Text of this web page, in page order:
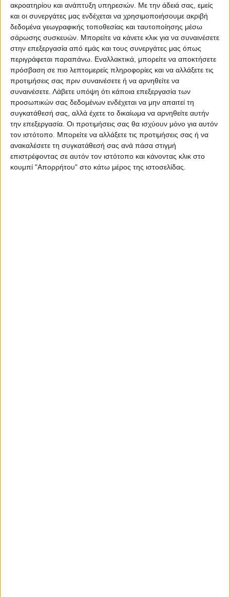
ακροατηρίου και ανάπτυξη υπηρεσιών. Με την άδειά σας, εμείς
και οι συνεργάτες μας ενδέχεται να χρησιμοποιήσουμε ακριβή
δεδομένα γεωγραφικής τοποθεσίας και ταυτοποίησης μέσω
σάρωσης συσκευών. Μπορείτε να κάνετε κλικ για να συναινέσετε
στην επεξεργασία από εμάς και τους συνεργάτες μας όπως
περιγράφεται παραπάνω. Εναλλακτικά, μπορείτε να αποκτήσετε
πρόσβαση σε πιο λεπτομερείς πληροφορίες και να αλλάξετε τις
προτιμήσεις σας πριν συναινέσετε ή να αρνηθείτε να
συναινέσετε. Λάβετε υπόψη ότι κάποια επεξεργασία των
προσωπικών σας δεδομένων ενδέχεται να μην απαιτεί τη
συγκατάθεσή σας, αλλά έχετε το δικαίωμα να αρνηθείτε αυτήν
την επεξεργασία. Οι προτιμήσεις σας θα ισχύουν μόνο για αυτόν
τον ιστότοπο. Μπορείτε να αλλάξετε τις προτιμήσεις σας ή να
ανακαλέσετε τη συγκατάθεσή σας ανά πάσα στιγμή
επιστρέφοντας σε αυτόν τον ιστότοπο και κάνοντας κλικ στο
κουμπί "Απορρήτου" στο κάτω μέρος της ιστοσελίδας.
ΠΑΡΟΜΟΙΑ ΑΡΘΡΑ